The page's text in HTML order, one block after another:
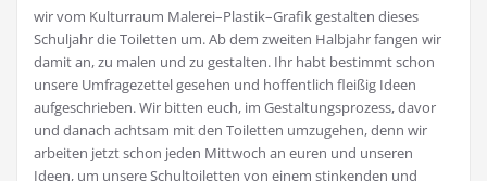
wir vom Kulturraum Malerei–Plastik–Grafik gestalten dieses
Schuljahr die Toiletten um. Ab dem zweiten Halbjahr fangen wir
damit an, zu malen und zu gestalten. Ihr habt bestimmt schon
unsere Umfragezettel gesehen und hoffentlich fleißig Ideen
aufgeschrieben. Wir bitten euch, im Gestaltungsprozess, davor
und danach achtsam mit den Toiletten umzugehen, denn wir
arbeiten jetzt schon jeden Mittwoch an euren und unseren
Ideen, um unsere Schultoiletten von einem stinkenden und